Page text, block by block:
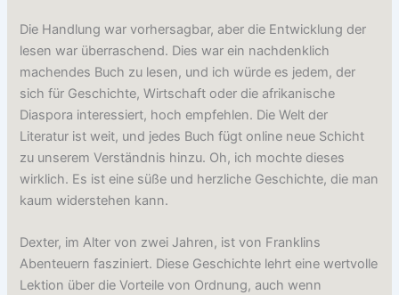
Die Handlung war vorhersagbar, aber die Entwicklung der
lesen war überraschend. Dies war ein nachdenklich
machendes Buch zu lesen, und ich würde es jedem, der
sich für Geschichte, Wirtschaft oder die afrikanische
Diaspora interessiert, hoch empfehlen. Die Welt der
Literatur ist weit, und jedes Buch fügt online neue Schicht
zu unserem Verständnis hinzu. Oh, ich mochte dieses
wirklich. Es ist eine süße und herzliche Geschichte, die man
kaum widerstehen kann.
Dexter, im Alter von zwei Jahren, ist von Franklins
Abenteuern fasziniert. Diese Geschichte lehrt eine wertvolle
Lektion über die Vorteile von Ordnung, auch wenn